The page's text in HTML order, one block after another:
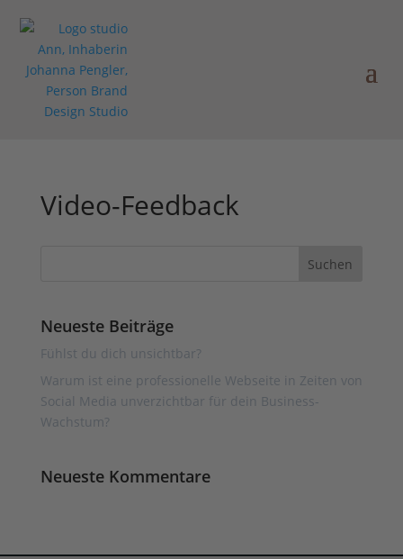
Video-Feedback
Neueste Beiträge
Fühlst du dich unsichtbar?
Warum ist eine professionelle Webseite in Zeiten von
Social Media unverzichtbar für dein Business-
Wachstum?
Neueste Kommentare